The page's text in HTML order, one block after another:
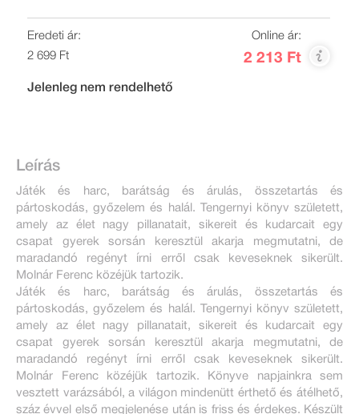
Eredeti ár:
2 699 Ft
Online ár:
2 213 Ft
Jelenleg nem rendelhető
Leírás
Játék és harc, barátság és árulás, összetartás és
pártoskodás, győzelem és halál. Tengernyi könyv született,
amely az élet nagy pillanatait, sikereit és kudarcait egy
csapat gyerek sorsán keresztül akarja megmutatni, de
maradandó regényt írni erről csak keveseknek sikerült.
Molnár Ferenc közéjük tartozik.
Játék és harc, barátság és árulás, összetartás és
pártoskodás, győzelem és halál. Tengernyi könyv született,
amely az élet nagy pillanatait, sikereit és kudarcait egy
csapat gyerek sorsán keresztül akarja megmutatni, de
maradandó regényt írni erről csak keveseknek sikerült.
Molnár Ferenc közéjük tartozik. Könyve napjainkra sem
vesztett varázsából, a világon mindenütt érthető és átélhető,
száz évvel első megjelenése után is friss és érdekes. Készült